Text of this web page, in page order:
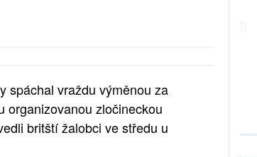
spáchal vraždu výměnou za
organizovanou zločineckou
britští žalobci ve středu u